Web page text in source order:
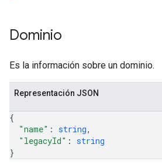
Dominio
Es la información sobre un dominio.
Representación JSON
{
"name" : string,
"legacyId" : string
}